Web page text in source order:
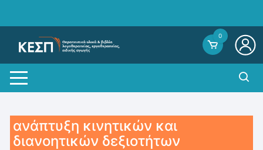
0
ανάπτυξη κινητικών και
διανοητικών δεξιοτήτων